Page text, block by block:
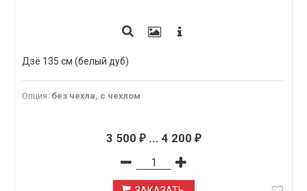
Дзё 135 см (белый дуб)
Опция: без чехла, с чехлом
3 500 ₽... 4 200 ₽